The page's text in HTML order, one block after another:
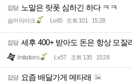
잡담 노말은 랏폿 심하긴 하다 ㅋㅋ
숨어라아크 Lv.65 조회 101 15:28
잡담 세후 400+ 받아도 돈은 항상 모잘
Imitations Lv.57 조회 135 15:28
잡담 요즘 배달가게 메타래